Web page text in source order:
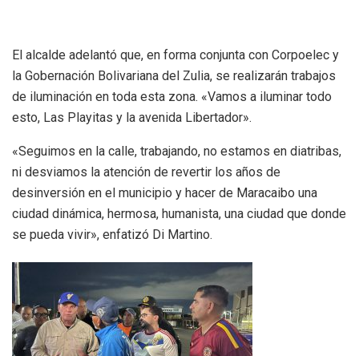
El alcalde adelantó que, en forma conjunta con Corpoelec y
la Gobernación Bolivariana del Zulia, se realizarán trabajos
de iluminación en toda esta zona. «Vamos a iluminar todo
esto, Las Playitas y la avenida Libertador».
«Seguimos en la calle, trabajando, no estamos en diatribas,
ni desviamos la atención de revertir los años de
desinversión en el municipio y hacer de Maracaibo una
ciudad dinámica, hermosa, humanista, una ciudad que donde
se pueda vivir», enfatizó Di Martino.